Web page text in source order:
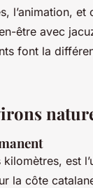
l’animation,
être avec
font la
est
la côte